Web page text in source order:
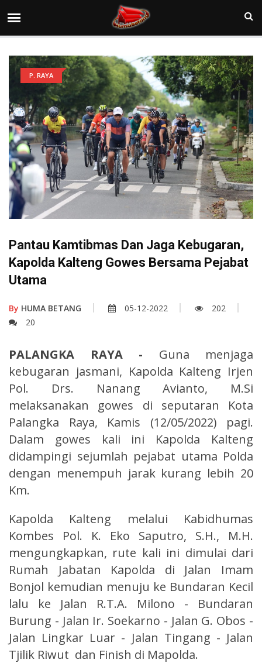
P. RAYA
Pantau Kamtibmas Dan Jaga Kebugaran,
Kapolda Kalteng Gowes Bersama Pejabat
Utama
By HUMA BETANG 05-12-2022
202
20
PALANGKA RAYA - Guna menjaga
kebugaran jasmani, Kapolda Kalteng Irjen
Pol. Drs. Nanang Avianto, M.Si
melaksanakan gowes di seputaran Kota
Palangka Raya, Kamis (12/05/2022) pagi.
Dalam gowes kali ini Kapolda Kalteng
didampingi sejumlah pejabat utama Polda
dengan menempuh jarak kurang lebih 20
Km.
Kapolda Kalteng melalui Kabidhumas
Kombes Pol. K. Eko Saputro, S.H., M.H.
mengungkapkan, rute kali ini dimulai dari
Rumah Jabatan Kapolda di Jalan Imam
Bonjol kemudian menuju ke Bundaran Kecil
lalu ke Jalan R.T.A. Milono - Bundaran
Burung - Jalan Ir. Soekarno - Jalan G. Obos -
Jalan Lingkar Luar - Jalan Tingang - Jalan
Tjilik Riwut dan Finish di Mapolda.